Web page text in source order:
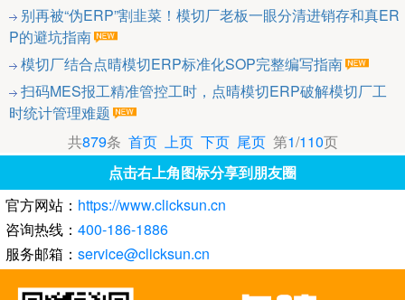
别再被“伪ERP”割韭菜！模切厂老板一眼分清进销存和真ER
P的避坑指南
模切厂结合点晴模切ERP标准化SOP完整编写指南
扫码MES报工精准管控工时，点晴模切ERP破解模切厂工
时统计管理难题
共879条 首页 上页 下页 尾页第1/110页
点击右上角图标分享到朋友圈
官方网站： https://www.clicksun.cn
咨询热线： 400-186-1886
服务邮箱： service@clicksun.cn